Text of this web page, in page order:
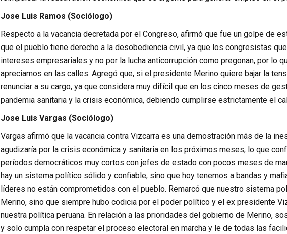
Jose Luis Ramos (Sociólogo)
Respecto a la vacancia decretada por el Congreso, afirmó que fue un golpe de
que el pueblo tiene derecho a la desobediencia civil, ya que los congresistas
intereses empresariales y no por la lucha anticorrupción como pregonan, por lo
apreciamos en las calles. Agregó que, si el presidente Merino quiere bajar la
renunciar a su cargo, ya que considera muy difícil que en los cinco meses de
pandemia sanitaria y la crisis económica, debiendo cumplirse estrictamente el
Jose Luis Vargas (Sociólogo)
Vargas afirmó que la vacancia contra Vizcarra es una demostración más de la
agudizaría por la crisis económica y sanitaria en los próximos meses, lo que
períodos democráticos muy cortos con jefes de estado con pocos meses de
hay un sistema político sólido y confiable, sino que hoy tenemos a bandas y
líderes no están comprometidos con el pueblo. Remarcó que nuestro sistema
Merino, sino que siempre hubo codicia por el poder político y el ex presidente
nuestra política peruana. En relación a las prioridades del gobierno de Merino,
y solo cumpla con respetar el proceso electoral en marcha y le de todas las